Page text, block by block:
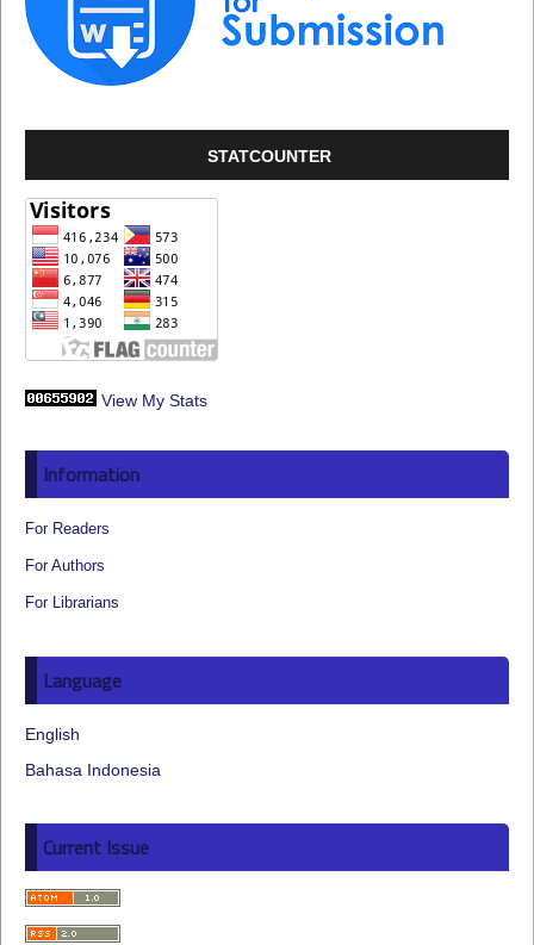
STATCOUNTER
View My Stats
Information
For Readers
For Authors
For Librarians
Language
English
Bahasa Indonesia
Current Issue